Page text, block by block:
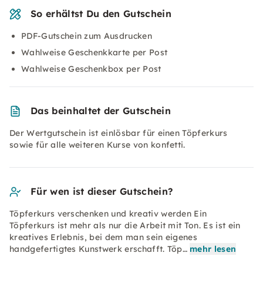
So erhältst Du den Gutschein
PDF-Gutschein zum Ausdrucken
Wahlweise Geschenkkarte per Post
Wahlweise Geschenkbox per Post
Das beinhaltet der Gutschein
Der Wertgutschein ist einlösbar für einen Töpferkurs
sowie für alle weiteren Kurse von konfetti.
Für wen ist dieser Gutschein?
Töpferkurs verschenken und kreativ werden Ein
Töpferkurs ist mehr als nur die Arbeit mit Ton. Es ist ein
kreatives Erlebnis, bei dem man sein eigenes
handgefertigtes Kunstwerk erschafft. Töp… mehr lesen